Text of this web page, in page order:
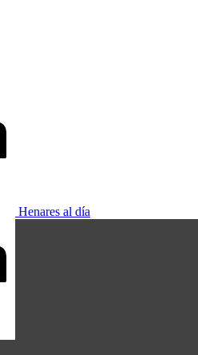
Henares al día